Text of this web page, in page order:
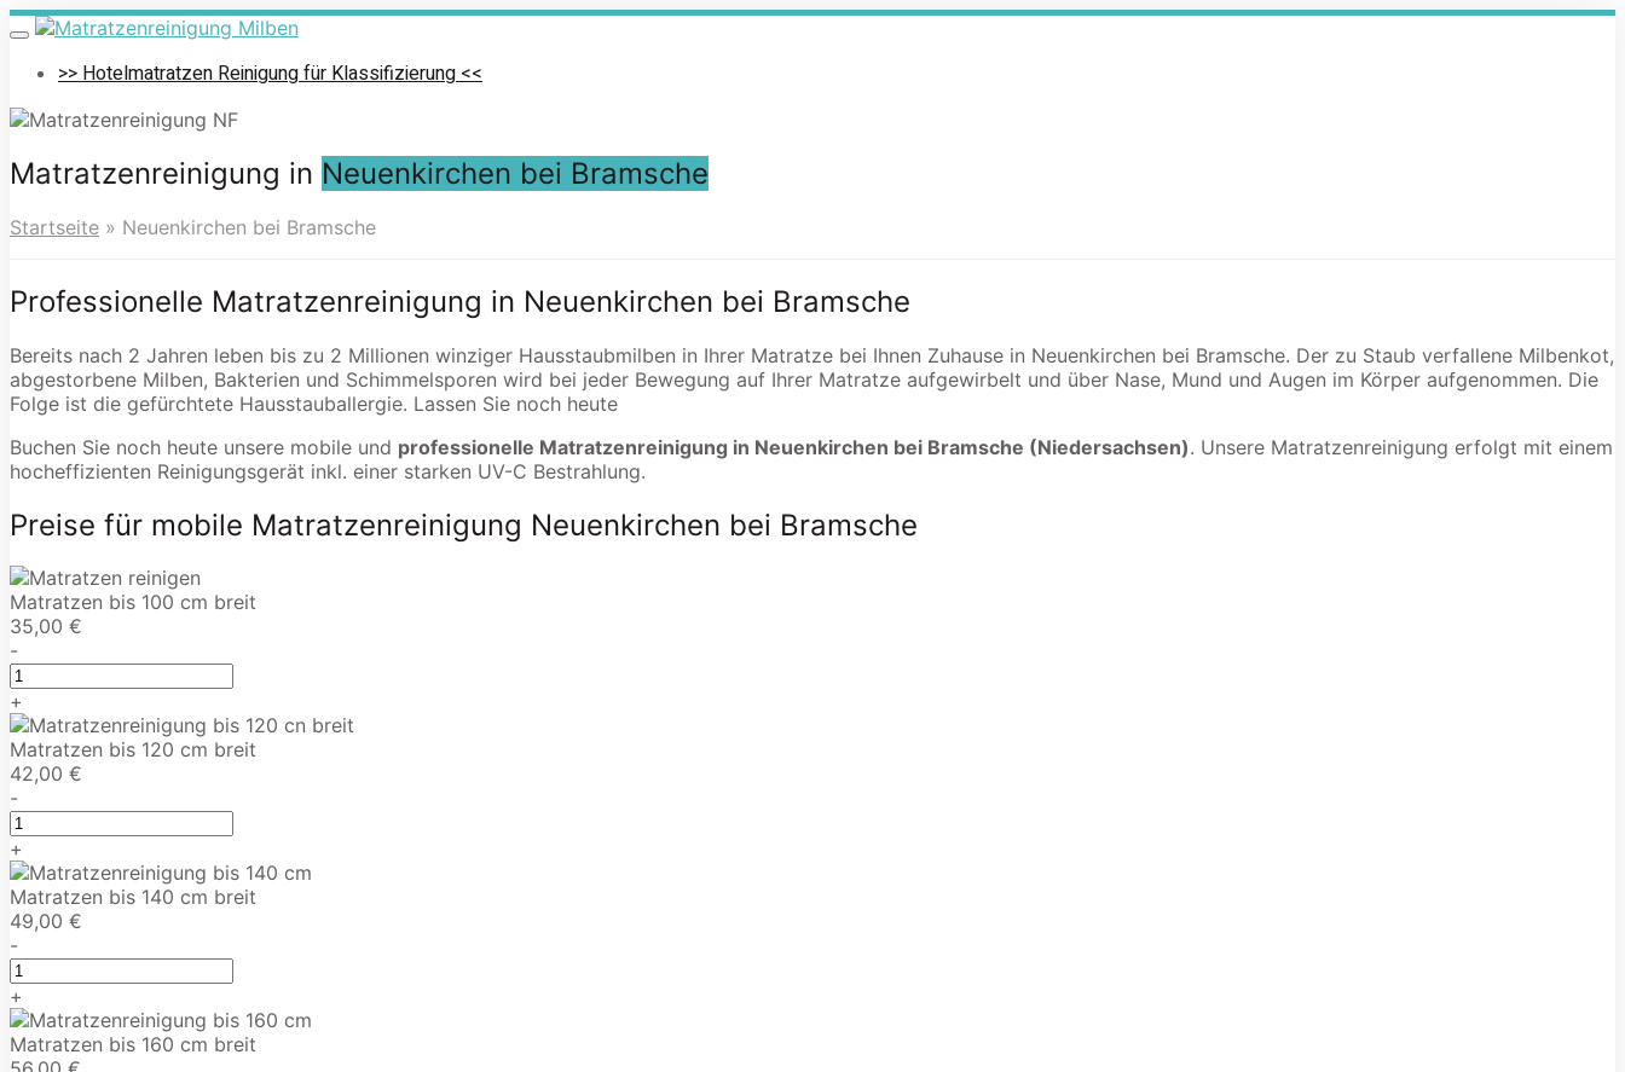
Skip
to
main
Toggle
navigation>> Hotelmatratzen Reinigung für Klassifizierung <<
Matratzenreinigung in Neuenkirchen bei Bramsche
Startseite » Neuenkirchen bei Bramsche
Professionelle Matratzenreinigung in Neuenkirchen bei Bramsche
Bereits nach 2 Jahren leben bis zu 2 Millionen winziger Hausstaubmilben in Ihrer Matratze bei Ihnen Zuhause in Neuenkirchen bei Bramsche. Der zu Staub verfallene Milbenkot,
abgestorbene Milben, Bakterien und Schimmelsporen wird bei jeder Bewegung auf Ihrer Matratze aufgewirbelt und über Nase, Mund und Augen im Körper aufgenommen. Die
Folge ist die gefürchtete Hausstauballergie. Lassen Sie noch heute
Buchen Sie noch heute unsere mobile und professionelle Matratzenreinigung in Neuenkirchen bei Bramsche (Niedersachsen). Unsere Matratzenreinigung erfolgt mit einem
hocheffizienten Reinigungsgerät inkl. einer starken UV-C Bestrahlung.
Preise für mobile Matratzenreinigung Neuenkirchen bei Bramsche
Matratzen bis 100 cm breit
35,00 €
-
+
Matratzen bis 120 cm breit
42,00 €
-
+
Matratzen bis 140 cm breit
49,00 €
-
+
Matratzen bis 160 cm breit